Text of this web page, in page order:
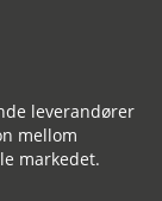
leverandører
mellom
markedet.